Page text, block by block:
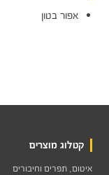
אפור בטון
קטלוג מוצרים
איטום, תפרים וחיבורים